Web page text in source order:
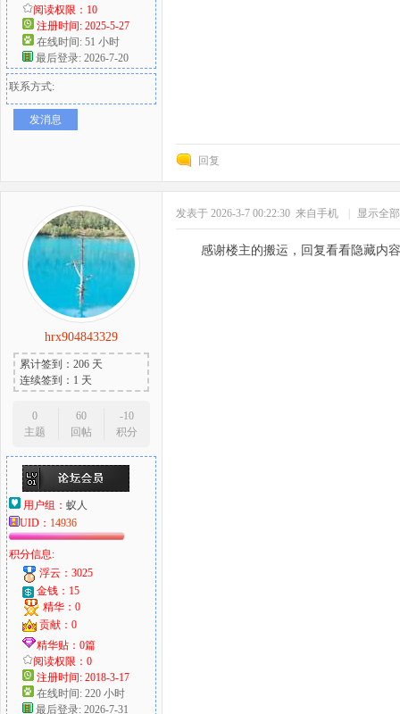
阅读权限：10
注册时间: 2025-5-27
在线时间: 51 小时
最后登录: 2026-7-20
联系方式:
发消息
回复
hrx904843329
累计签到：206 天
连续签到：1 天
0
主题
60
回帖
-10
积分
用户组： 蚁人
UID： 14936
积分信息:
浮云：3025
金钱：15
精华：0
贡献：0
精华贴：0篇
阅读权限：0
注册时间: 2018-3-17
在线时间: 220 小时
最后登录: 2026-7-31
发表于 2026-3-7 00:22:30 来自手机 显示全
感谢楼主的搬运，回复看看隐藏内容